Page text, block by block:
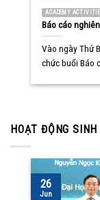
ACADEMY
Báo cáo
Vào ngày Thứ
chức buổi Báo
HOẠT ĐỘNG SINH
26
Jun